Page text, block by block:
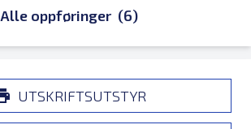
Alle oppføringer (6)
UTSKRIFTSUTSTYR